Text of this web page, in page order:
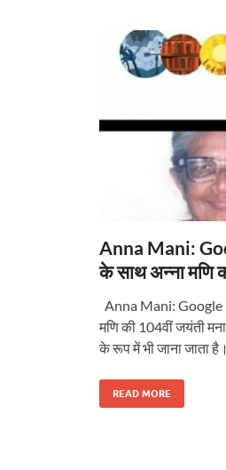
Anna Mani:
के साथ अन्ना मणि
Anna Mani: Google
मणि की 104वीं जयंती
के रूप में भी जाना जाता
READ MORE